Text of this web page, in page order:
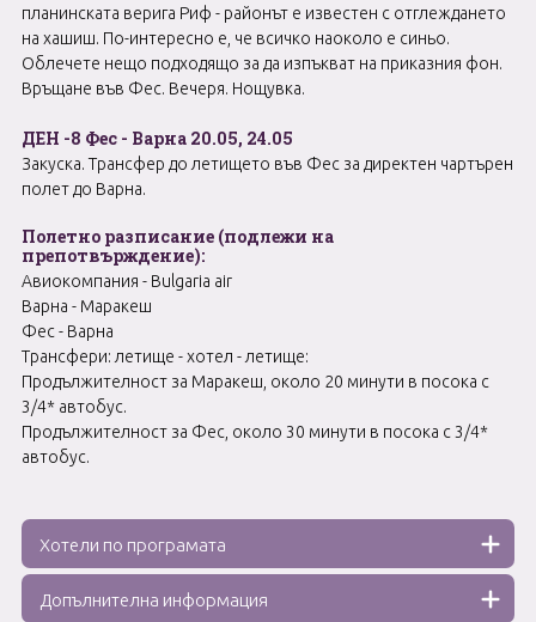
планинската верига Риф - районът е известен с отглеждането
на хашиш. По-интересно е, че всичко наоколо е синьо.
Облечете нещо подходящо за да изпъкват на приказния фон.
Връщане във Фес. Вечеря. Нощувка.
ДЕН -8 Фес - Варна 20.05, 24.05
Закуска. Трансфер до летището във Фес за директен чартърен
полет до Варна.
Полетно разписание (подлежи на
прeпотвърждение):
Авиокомпания - Bulgaria air
Варна - Маракеш
Фес - Варна
Трансфери: летище - хотел - летище:
Продължителност за Маракеш, около 20 минути в посока с
3/4* автобус.
Продължителност за Фес, около 30 минути в посока с 3/4*
автобус.
Хотели по програмата
Допълнителна информация